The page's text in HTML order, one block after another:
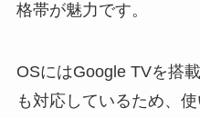
格帯が魅力です。
OSにはGoogle TVを搭
も対応しているため、使